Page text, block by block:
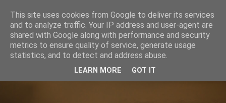
This site uses cookies from Google to deliver its services
and to analyze traffic. Your IP address and user-agent are
shared with Google along with performance and security
metrics to ensure quality of service, generate usage
statistics, and to detect and address abuse.
LEARN MORE GOT IT